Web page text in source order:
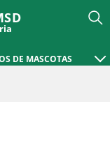
DE MASCOTAS